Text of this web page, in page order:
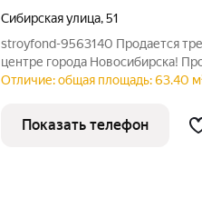
Сибирская улица,51
stroyfond-9563140 Продается
центре города Новосибирска!
подойдет для проживания вашей
изолированы.
Отличие: общая площадь: 63.40
Показать телефон